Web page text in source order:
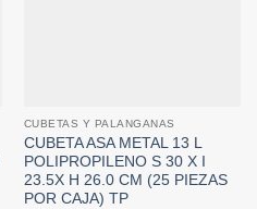
CUBETAS Y PALANGANAS
CUBETA ASA METAL 13 L
POLIPROPILENO S 30 X I
23.5X H 26.0 CM (25 PIEZAS
POR CAJA) TP